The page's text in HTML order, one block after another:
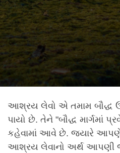
આશ્રય લેવો એ તમામ બૌદ્ધ
પાયો છે. તેને "બૌદ્ધ માર્ગમાં
કહેવામાં આવે છે. જ્યારે
આશ્રય લેવાનો અર્થ આપણી